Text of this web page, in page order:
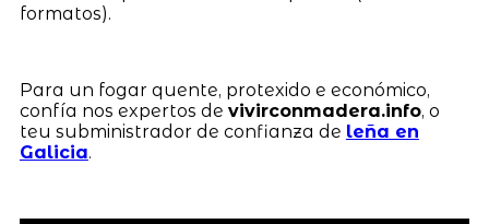
formatos).
Para un fogar quente, protexido e económico,
confía nos expertos de vivirconmadera.info, o
teu subministrador de confianza de leña en
Galicia.